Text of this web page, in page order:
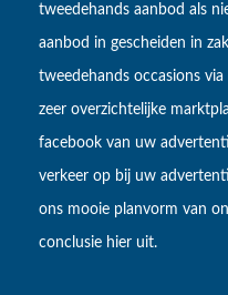
tweedehands aanbod als
aanbod in gescheiden in
tweedehands occasions
zeer overzichtelijke
facebook van uw
verkeer op bij uw
ons mooie planvorm van
conclusie hier uit.